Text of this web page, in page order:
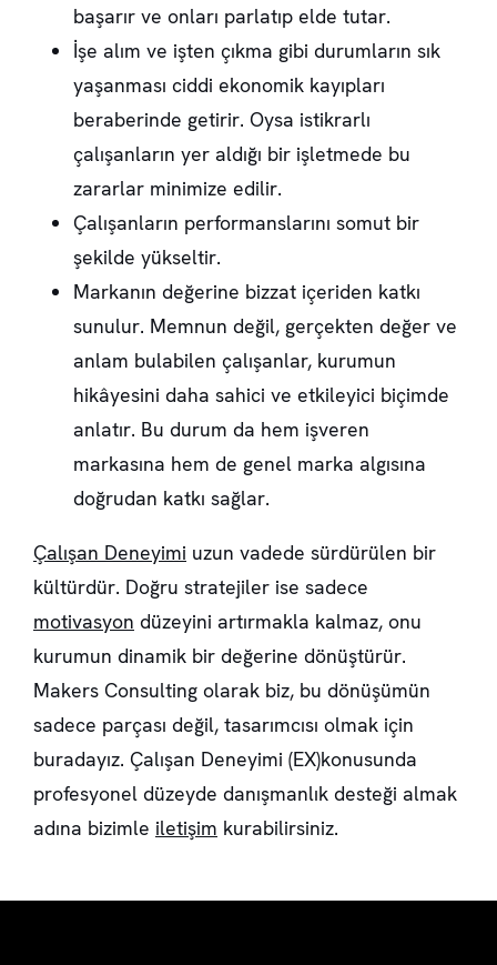
başarır ve onları parlatıp elde tutar.
İşe alım ve işten çıkma gibi durumların sık
yaşanması ciddi ekonomik kayıpları
beraberinde getirir. Oysa istikrarlı
çalışanların yer aldığı bir işletmede bu
zararlar minimize edilir.
Çalışanların performanslarını somut bir
şekilde yükseltir.
Markanın değerine bizzat içeriden katkı
sunulur. Memnun değil, gerçekten değer ve
anlam bulabilen çalışanlar, kurumun
hikâyesini daha sahici ve etkileyici biçimde
anlatır. Bu durum da hem işveren
markasına hem de genel marka algısına
doğrudan katkı sağlar.
Çalışan Deneyimi uzun vadede sürdürülen bir
kültürdür. Doğru stratejiler ise sadece
motivasyon düzeyini artırmakla kalmaz, onu
kurumun dinamik bir değerine dönüştürür.
Makers Consulting olarak biz, bu dönüşümün
sadece parçası değil, tasarımcısı olmak için
buradayız. Çalışan Deneyimi (EX)konusunda
profesyonel düzeyde danışmanlık desteği almak
adına bizimle iletişim kurabilirsiniz.